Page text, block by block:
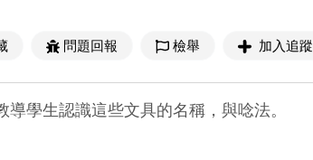
問題回報 檢舉 加入追蹤
學生認識這些文具的名稱，與唸法。